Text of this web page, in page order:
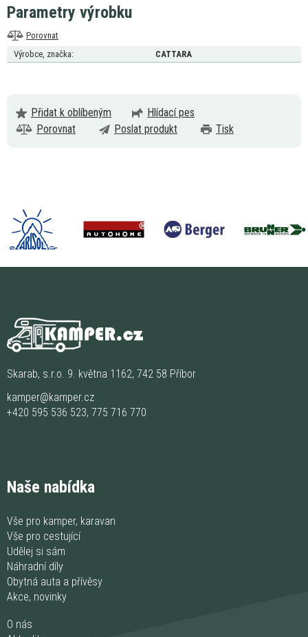
Parametry výrobku
Porovnat
Výrobce, značka:
CATTARA
Přidat k oblíbeným
Hlídací pes
Porovnat
Poslat produkt Tisk
Skarab, s.r.o. 9. května 1162, 742 58 Příbor
kamper@kamper.cz
+420 595 536 523, 775 716 770
Naše nabídka
Vše pro kamper, karavan
Vše pro cestující
Udělej si sám
Náhradní díly
Obytná auta a přívěsy
Akce, novinky
O nás